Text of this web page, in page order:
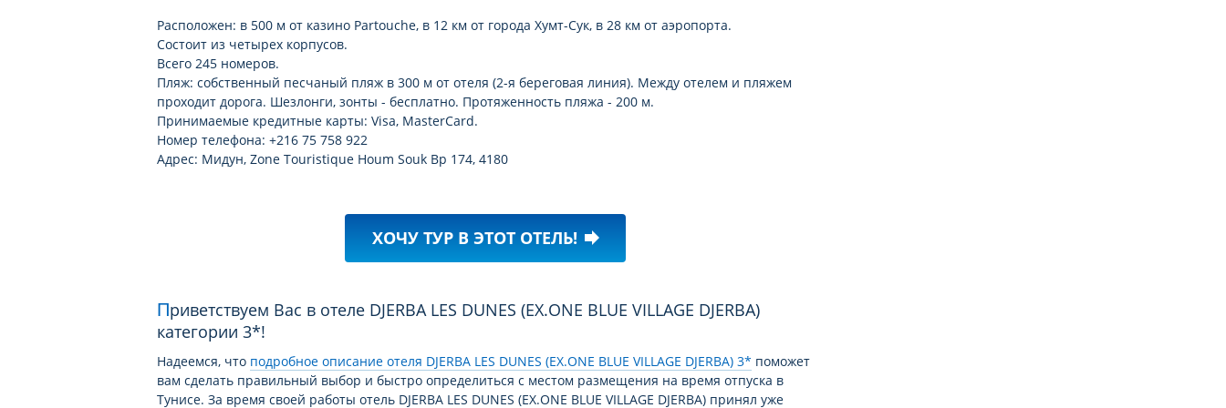
Расположен: в 500 м от казино Partouche, в 12 км от города Хумт-Сук, в 28 км от аэропорта.
Состоит из четырех корпусов.
Всего 245 номеров.
Пляж: собственный песчаный пляж в 300 м от отеля (2-я береговая линия). Между отелем и пляжем
проходит дорога. Шезлонги, зонты - бесплатно. Протяженность пляжа - 200 м.
Принимаемые кредитные карты: Visa, MasterCard.
Номер телефона: +216 75 758 922
Адрес: Мидун, Zone Touristique Houm Souk Bp 174, 4180
ХОЧУ ТУР В ЭТОТ ОТЕЛЬ! forward
Приветствуем Вас в отеле DJERBA LES DUNES (EX.ONE BLUE VILLAGE DJERBA)
категории 3*!
Надеемся, что подробное описание отеля DJERBA LES DUNES (EX.ONE BLUE VILLAGE DJERBA) 3* поможет
вам сделать правильный выбор и быстро определиться с местом размещения на время отпуска в
Тунисе. За время своей работы отель DJERBA LES DUNES (EX.ONE BLUE VILLAGE DJERBA) принял уже